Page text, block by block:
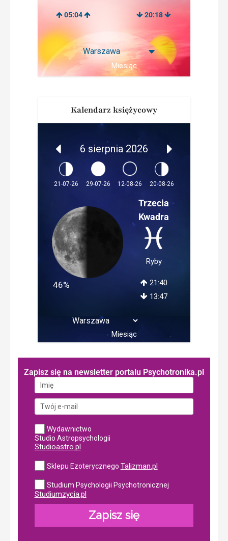
05:04 20:18
Miesiąc
Kalendarz księżycowy
6 sierpnia 2026
21-07-26 29-07-26 12-08-26 20-08-26
46%
Trzecia
Kwadra
Ryby
21:40
13:47
Miesiąc
Zapisz się na newsletter portalu Psychotronika.pl
Wydawnictwo
Studio Astropsychologii
Studioastro.pl
Sklepu Ezoterycznego Talizman.pl
Studium Psychologii Psychotronicznej
Studiumzycia.pl
Zapisz się